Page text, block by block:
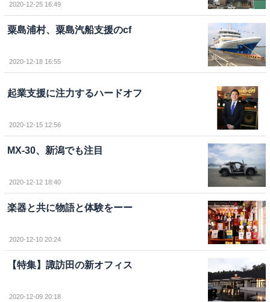
2020-12-25 16:49
粟島浦村、粟島汽船支援のcf
2020-12-18 16:55
起業支援に注力するハードオフ
2020-12-15 12:56
MX-30、新潟でも注目
2020-12-12 18:40
楽器と共に物語と体験をーー
2020-12-10 20:24
【特集】諏訪田の新オフィス
2020-12-09 20:18